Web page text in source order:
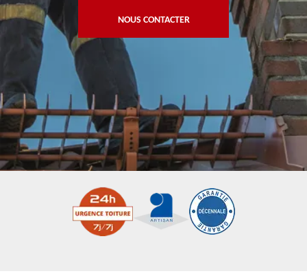
NOUS CONTACTER